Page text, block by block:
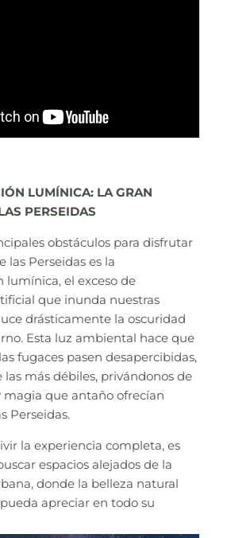
LUMÍNICA: LA GRAN
PERSEIDAS
obstáculos para disfrutar
las Perseidas es la
lumínica, el exceso de
que inunda nuestras
drásticamente la oscuridad
Esta luz ambiental hace que
fugaces pasen desapercibidas,
más débiles, privándonos de
magia que antaño ofrecían
Perseidas.
la experiencia completa, es
espacios alejados de la
donde la belleza natural
apreciar en todo su